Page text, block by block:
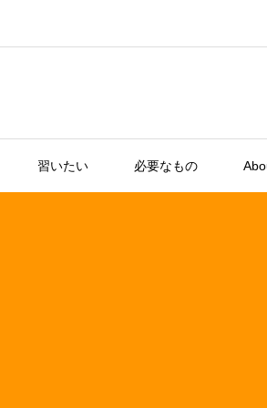
習いたい 必要なもの